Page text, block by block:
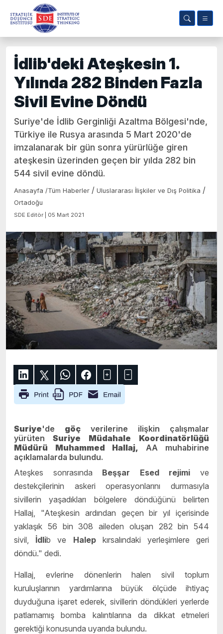
İdlib'deki Ateşkesin 1.
Yılında 282 Binden Fazla
Sivil Evine Döndü
Suriye'de İdlib Gerginliği Azaltma Bölgesi'nde,
Türkiye ile Rusya arasında 5 Mart 2020'de
imzalanarak bir gün sonra yürürlüğe giren
ateşkesin üzerinden geçen bir yılda 282 bin
544 sivil evine döndü.
Anasayfa /Tüm Haberler / Uluslararası İlişkiler ve Dış Politika /
Ortadoğu
SDE Editör | 05 Mart 2021
Suriye'de göç verilerine ilişkin çalışmalar
yürüten Suriye Müdahale Koordinatörlüğü
Müdürü Muhammed Hallaj, AA muhabirine
açıklamalarda bulundu.
Ateşkes sonrasında Beşşar Esed rejimive
destekçilerinin askeri operasyonlarını durmasıyla
sivillerin yaşadıkları bölgelere döndüğünü belirten
Hallaj, "Ateşkesin ardından geçen bir yıl içerisinde
yaklaşık 56 bin 308 aileden oluşan 282 bin 544
sivil, İdlib ve Halep kırsalındaki yerleşimlere geri
döndü." dedi.
Hallaj, evlerine dönenlerin halen sivil toplum
kuruluşlarının yardımlarına büyük ölçüde ihtiyaç
duyduğuna işaret ederek, sivillerin döndükleri yerlerde
patlamamış bomba kalıntılarına da dikkat etmeleri
gerektiği konusunda uyarıda bulundu.